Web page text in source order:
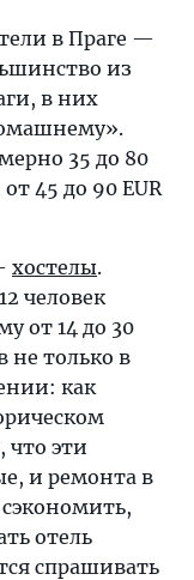
в Праге —
из
в них
35 до 80
45 до 90 EUR
хостелы.
человек
от 14 до 30
не только в
как
что эти
и ремонта в
отель
спрашивать